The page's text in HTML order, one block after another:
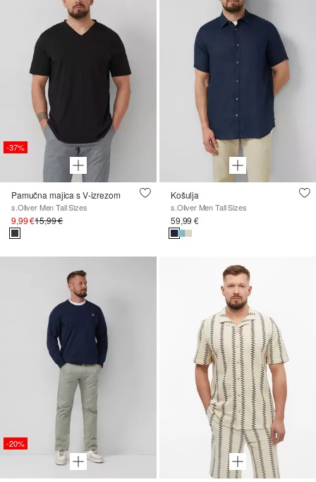
-37%
Pamučna majica s V-izrezom
s.Oliver Men Tall Sizes
9,99 €15,99 €
Košulja
s.Oliver Men Tall Sizes
59,99 €
-20%